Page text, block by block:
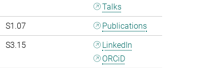
Talks
S1.07
Publications
S3.15
LinkedIn
ORCiD